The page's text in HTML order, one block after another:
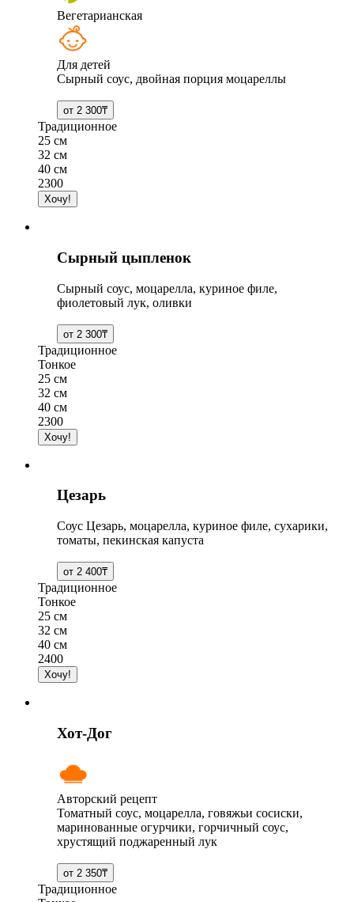
Вегетарианская
Для детей
Сырный соус, двойная порция моцареллы
Традиционное
25 см
32 см
40 см
2300
Сырный цыпленок
Сырный соус, моцарелла, куриное филе,
фиолетовый лук, оливки
Традиционное
Тонкое
25 см
32 см
40 см
2300
Цезарь
Соус Цезарь, моцарелла, куриное филе, сухарики,
томаты, пекинская капуста
Традиционное
Тонкое
25 см
32 см
40 см
2400
Хот-Дог
Авторский рецепт
Томатный соус, моцарелла, говяжьи сосиски,
маринованные огурчики, горчичный соус,
хрустящий поджаренный лук
Традиционное